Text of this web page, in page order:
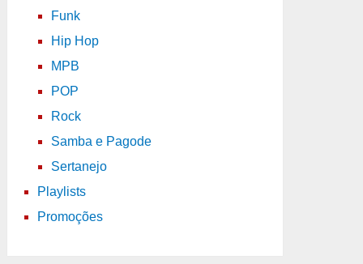
Funk
Hip Hop
MPB
POP
Rock
Samba e Pagode
Sertanejo
Playlists
Promoções